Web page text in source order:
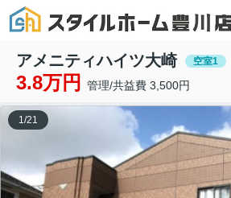
アメニティハイツ大崎 空室1
3.8万円 管理/共益費 3,500円
1/21